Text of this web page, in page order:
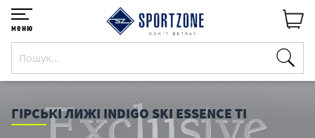
меню
ГІРСЬКІ ЛИЖІ INDIGO SKI ESSENCE TI